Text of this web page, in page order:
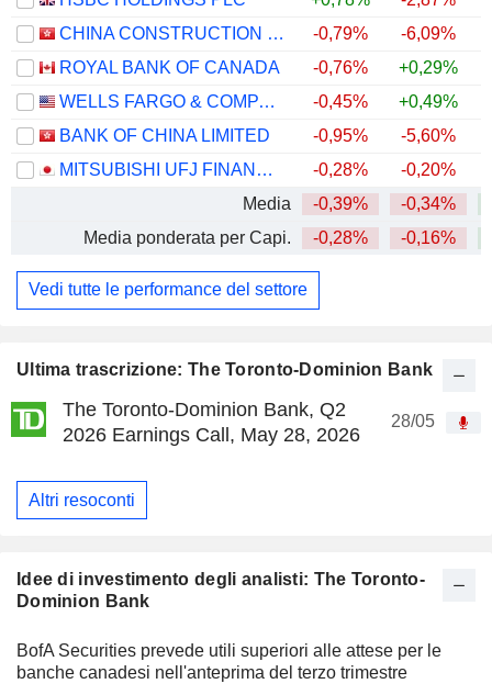
Ultima trascrizione: The Toronto-Dominion Bank
The Toronto-Dominion Bank, Q2
2026 Earnings Call, May 28, 2026
28/05
Altri resoconti
Idee di investimento degli analisti: The Toronto-
Dominion Bank
BofA Securities prevede utili superiori alle attese per le
banche canadesi nell'anteprima del terzo trimestre
CHINA CONSTRUCTION BANK CORPORATION
-0,79% -6,09%
ROYAL BANK OF CANADA
-0,76% +0,29%
WELLS FARGO & COMPANY
-0,45% +0,49%
BANK OF CHINA LIMITED
-0,95% -5,60%
MITSUBISHI UFJ FINANCIAL GROUP, INC.
-0,28% -0,20%
Media
-0,39% -0,34%
Media ponderata per Capi.
-0,28% -0,16%
Vedi tutte le performance del settore